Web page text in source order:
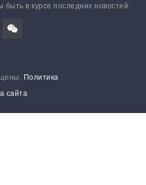
быть в курсе последних новостей:
Политика
сайта